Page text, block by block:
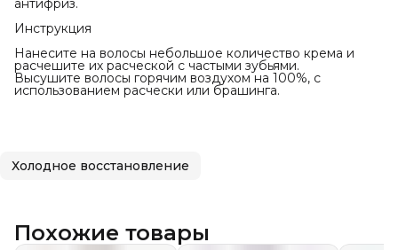
антифриз.
Инструкция
Нанесите на волосы небольшое количество крема и
расчешите их расческой с частыми зубьями.
Высушите волосы горячим воздухом на 100%, с
использованием расчески или брашинга.
Холодное восстановление
Похожие товары